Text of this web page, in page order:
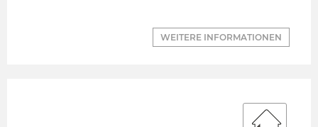
WEITERE INFORMATIONEN